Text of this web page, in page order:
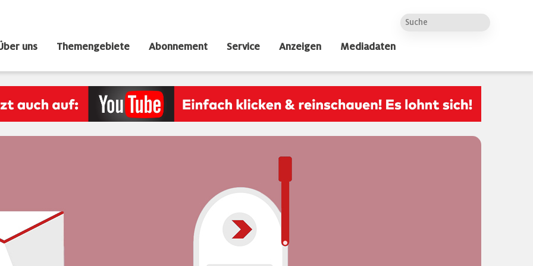
uns Themengebiete Abonnement Service Anzeigen Mediadaten